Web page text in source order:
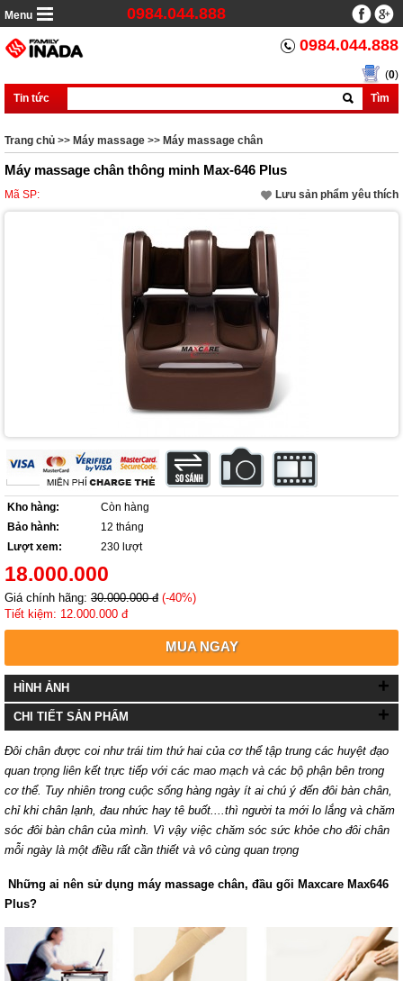
Menu
0984.044.888
0984.044.888
(0)
Tin tức
Tìm
Trang chủ >> Máy massage >> Máy massage chân
Máy massage chân thông minh Max-646 Plus
Mã SP: Lưu sản phẩm yêu thích
Kho hàng:
Còn hàng
Bảo hành:
12 tháng
Lượt xem:
230 lượt
18.000.000
Giá chính hãng: 30.000.000 đ (-40%)
Tiết kiệm: 12.000.000 đ
MUA NGAY
HÌNH ẢNH +
CHI TIẾT SẢN PHẨM +
Đôi chân được coi như trái tim thứ hai của cơ thể tập trung các huyệt đạo
quan trọng liên kết trực tiếp với các mao mạch và các bộ phận bên trong
cơ thể. Tuy nhiên trong cuộc sống hàng ngày ít ai chú ý đến đôi bàn chân,
chỉ khi chân lạnh, đau nhức hay tê buốt....thì người ta mới lo lắng và chăm
sóc đôi bàn chân của mình. Vì vậy việc chăm sóc sức khỏe cho đôi chân
mỗi ngày là một điều rất cần thiết và vô cùng quan trọng
Những ai nên sử dụng máy massage chân, đầu gối Maxcare Max646
Plus?